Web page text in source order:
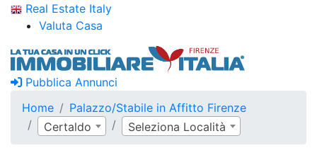
Real Estate Italy
Valuta Casa
Pubblica Annunci
Home
Palazzo/Stabile in Affitto Firenze
Certaldo
Seleziona Località